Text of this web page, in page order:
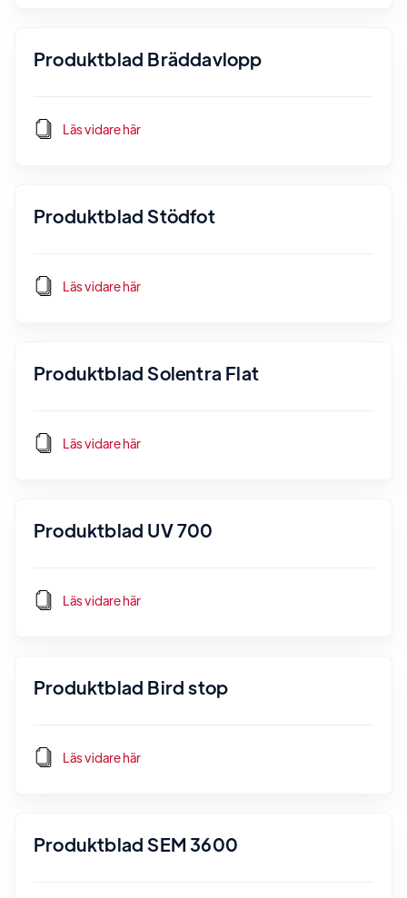
Produktblad Bräddavlopp
Läs vidare här
Produktblad Stödfot
Läs vidare här
Produktblad Solentra Flat
Läs vidare här
Produktblad UV 700
Läs vidare här
Produktblad Bird stop
Läs vidare här
Produktblad SEM 3600